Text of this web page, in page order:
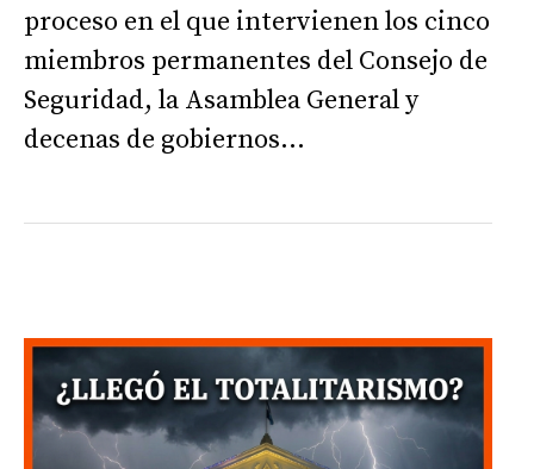
proceso en el que intervienen los cinco
miembros permanentes del Consejo de
Seguridad, la Asamblea General y
decenas de gobiernos...